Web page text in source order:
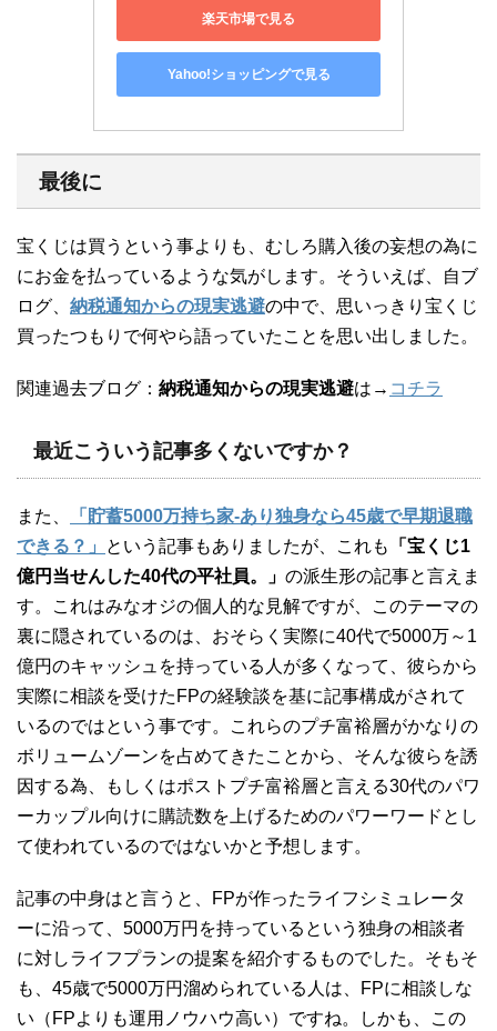
楽天市場で見る
Yahoo!ショッピングで見る
最後に
宝くじは買うという事よりも、むしろ購入後の妄想の為に
にお金を払っているような気がします。そういえば、自ブ
ログ、 納税通知からの現実逃避の中で、思いっきり宝くじ
買ったつもりで何やら語っていたことを思い出しました。
関連過去ブログ： 納税通知からの現実逃避は→ コチラ
最近こういう記事多くないですか？
また、
「貯蓄5000万持ち家-あり独身なら45歳で早期退職
できる？」
という記事もありましたが、これも
「宝くじ1
億円当せんした40代の平社員。」 の派生形の記事と言えま
す。これはみなオジの個人的な見解ですが、このテーマの
裏に隠されているのは、おそらく実際に40代で5000万～1
億円のキャッシュを持っている人が多くなって、彼らから
実際に相談を受けたFPの経験談を基に記事構成がされて
いるのではという事です。これらのプチ富裕層がかなりの
ボリュームゾーンを占めてきたことから、そんな彼らを誘
因する為、もしくはポストプチ富裕層と言える30代のパワ
ーカップル向けに購読数を上げるためのパワーワードとし
て使われているのではないかと予想します。
記事の中身はと言うと、FPが作ったライフシミュレータ
ーに沿って、5000万円を持っているという独身の相談者
に対しライフプランの提案を紹介するものでした。そもそ
も、45歳で5000万円溜められている人は、FPに相談しな
い（FPよりも運用ノウハウ高い）ですね。しかも、この